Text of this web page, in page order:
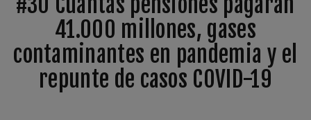
41.000 millones, gases
contaminantes en pandemia y el
repunte de casos COVID-19